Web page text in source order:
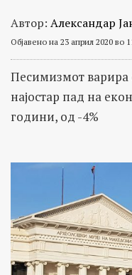
Автор: Александар
Објавено на 23 април 2020 во
Песимизмот варира
најостар пад на
години, од -4%